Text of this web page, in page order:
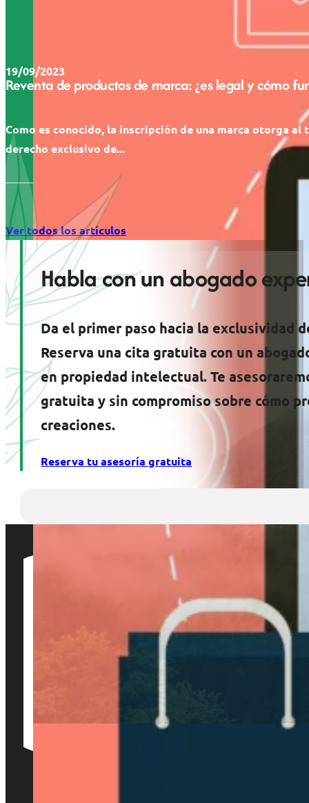
19/09/2023
Reventa de productos de marca: ¿es legal y cómo
Como es conocido, la inscripción de una marca otorga al
derecho exclusivo de...
Ver todos los artículos
Habla con un abogado
Da el primer paso hacia la exclusividad
Reserva una cita gratuita con un
en propiedad intelectual. Te
gratuita y sin compromiso sobre cómo
creaciones.
Reserva tu asesoría gratuita